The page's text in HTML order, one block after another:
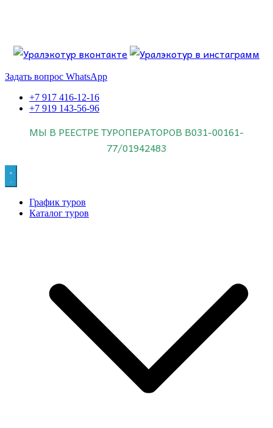
Знайте об этом.
Задать вопрос WhatsApp
+7 917 416-12-16
+7 919 143-56-96
МЫ В РЕЕСТРЕ ТУРОПЕРАТОРОВ В031-00161-
77/01942483
График туров
Каталог туров